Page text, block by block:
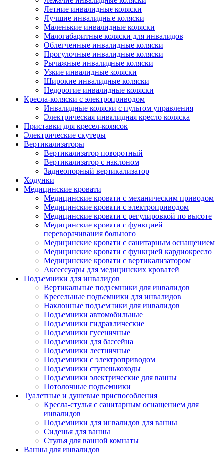
Летние инвалидные коляски
Лучшие инвалидные коляски
Маленькие инвалидные коляски
Малогабаритные коляски для инвалидов
Облегченные инвалидные коляски
Прогулочные инвалидные коляски
Рычажные инвалидные коляски
Узкие инвалидные коляски
Широкие инвалидные коляски
Недорогие инвалидные коляски
Кресла-коляски с электроприводом
Инвалидные коляски с пультом управления
Электрическая инвалидная кресло коляска
Приставки для кресел-колясок
Электрические скутеры
Вертикализаторы
Вертикализатор поворотный
Вертикализатор с наклоном
Заднеопорный вертикализатор
Ходунки
Медицинские кровати
Медицинские кровати с механическим приводом
Медицинские кровати с электроприводом
Медицинские кровати с регулировкой по высоте
Медицинские кровати с функцией
переворачивания больного
Медицинские кровати с санитарным оснащением
Медицинские кровати с функцией кардиокресло
Медицинские кровати с вертикализатором
Аксессуары для медицинских кроватей
Подъемники для инвалидов
Вертикальные подъемники для инвалидов
Кресельные подъемники для инвалидов
Наклонные подъемники для инвалидов
Подъемники автомобильные
Подъемники гидравлические
Подъемники гусеничные
Подъемники для бассейна
Подъемники лестничные
Подъемники с электроприводом
Подъемники ступенькоходы
Подъемники электрические для ванны
Потолочные подъемники
Туалетные и душевые приспособления
Кресла-стулья с санитарным оснащением для
инвалидов
Подъемники для инвалидов для ванны
Сиденья для ванны
Стулья для ванной комнаты
Ванны для инвалидов